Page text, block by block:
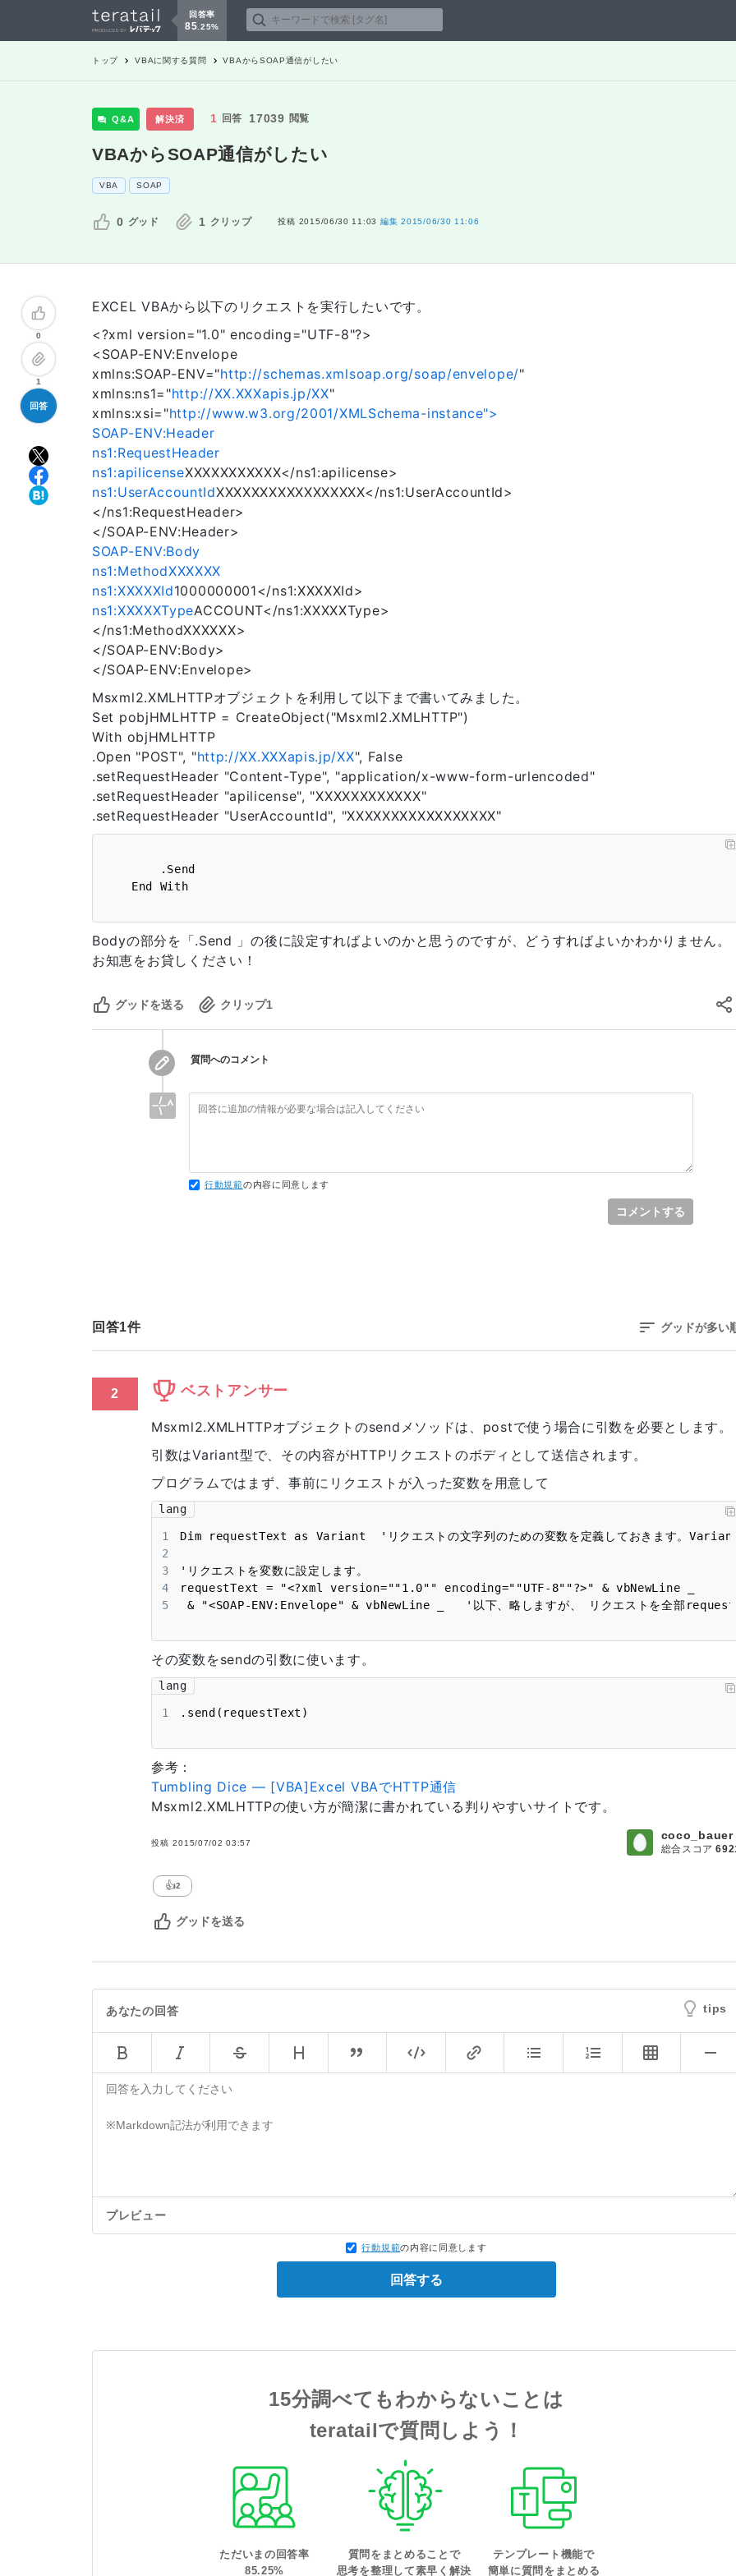
回答率
85 25%
トップ VBAに関する質問 VBAからSOAP通信がしたい
Q&A 解決済 1 回答 17039 閲覧
VBAからSOAP通信がしたい
VBA SOAP
0 グッド 1 クリップ 投稿 2015/06/30 11:03 編集 2015/06/30 11:06
0
1
回答
EXCEL VBAから以下のリクエストを実行したいです。
<?xml version="1.0" encoding="UTF-8"?>
<SOAP-ENV:Envelope
xmlns:SOAP-ENV="http://schemas.xmlsoap.org/soap/envelope/"
xmlns:ns1="http://XX.XXXapis.jp/XX"
xmlns:xsi="http://www.w3.org/2001/XMLSchema-instance">
SOAP-ENV:Header
ns1:RequestHeader
ns1:apilicenseXXXXXXXXXXX</ns1:apilicense>
ns1:UserAccountIdXXXXXXXXXXXXXXXXX</ns1:UserAccountId>
</ns1:RequestHeader>
</SOAP-ENV:Header>
SOAP-ENV:Body
ns1:MethodXXXXXX
ns1:XXXXXId1000000001</ns1:XXXXXId>
ns1:XXXXXTypeACCOUNT</ns1:XXXXXType>
</ns1:MethodXXXXXX>
</SOAP-ENV:Body>
</SOAP-ENV:Envelope>
Msxml2.XMLHTTPオブジェクトを利用して以下まで書いてみました。
Set pobjHMLHTTP = CreateObject("Msxml2.XMLHTTP")
With objHMLHTTP
.Open "POST", "http://XX.XXXapis.jp/XX", False
.setRequestHeader "Content-Type", "application/x-www-form-urlencoded"
.setRequestHeader "apilicense", "XXXXXXXXXXXX"
.setRequestHeader "UserAccountId", "XXXXXXXXXXXXXXXXX"
Bodyの部分を「.Send 」の後に設定すればよいのかと思うのですが、どうすればよいかわかりません。
お知恵をお貸しください！
グッドを送る クリップ1
質問へのコメント
行動規範の内容に同意します
コメントする
回答1件 グッドが多い
2 ベストアンサー
Msxml2.XMLHTTPオブジェクトのsendメソッドは、postで使う場合に引数を必要とします。
引数はVariant型で、その内容がHTTPリクエストのボディとして送信されます。
プログラムではまず、事前にリクエストが入った変数を用意して
lang
1
2
3
4
5
& "<SOAP-ENV:Envelope" & vbNewLine _   '以下、略しますが、 リクエストを全部
その変数をsendの引数に使います。
lang
1 .send(requestText)
参考：
Tumbling Dice — [VBA]Excel VBAでHTTP通信
Msxml2.XMLHTTPの使い方が簡潔に書かれている判りやすいサイトです。
投稿 2015/07/02 03:57
coco_bauer
総合スコア
👍2
グッドを送る
あなたの回答 tips
プレビュー
行動規範の内容に同意します
回答する
15分調べてもわからないことは
teratailで質問しよう！
ただいまの回答率
85.25%
質問をまとめることで
思考を整理して素早く解決
テンプレート機能で
簡単に質問をまとめる